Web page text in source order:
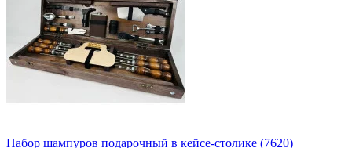
Набор шампуров подарочный в кейсе-столике (7620)